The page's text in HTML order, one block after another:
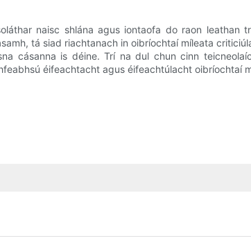
naisc shlána agus iontaofa do raon leathan
tá siad riachtanach in oibríochtaí míleata
cásanna is déine. Trí na dul chun cinn
éifeachtacht agus éifeachtúlacht oibríochtaí